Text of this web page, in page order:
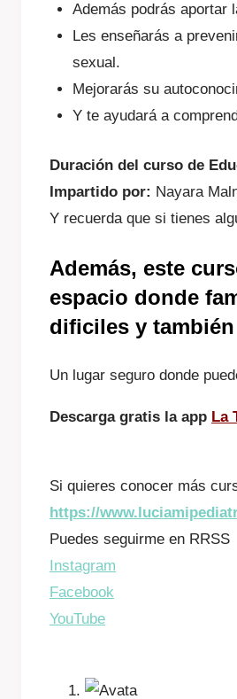
Además podrás aportar
Les enseñarás a
sexual.
Mejorarás su
Y te ayudará a
Duración del curso de
Impartido por: Nayara
Y recuerda que si tienes
Además, este
espacio donde
dificiles y
Un lugar seguro donde
Descarga gratis la app La
Si quieres conocer más
https://
Puedes seguirme en RRSS
Instagram
Facebook
YouTube